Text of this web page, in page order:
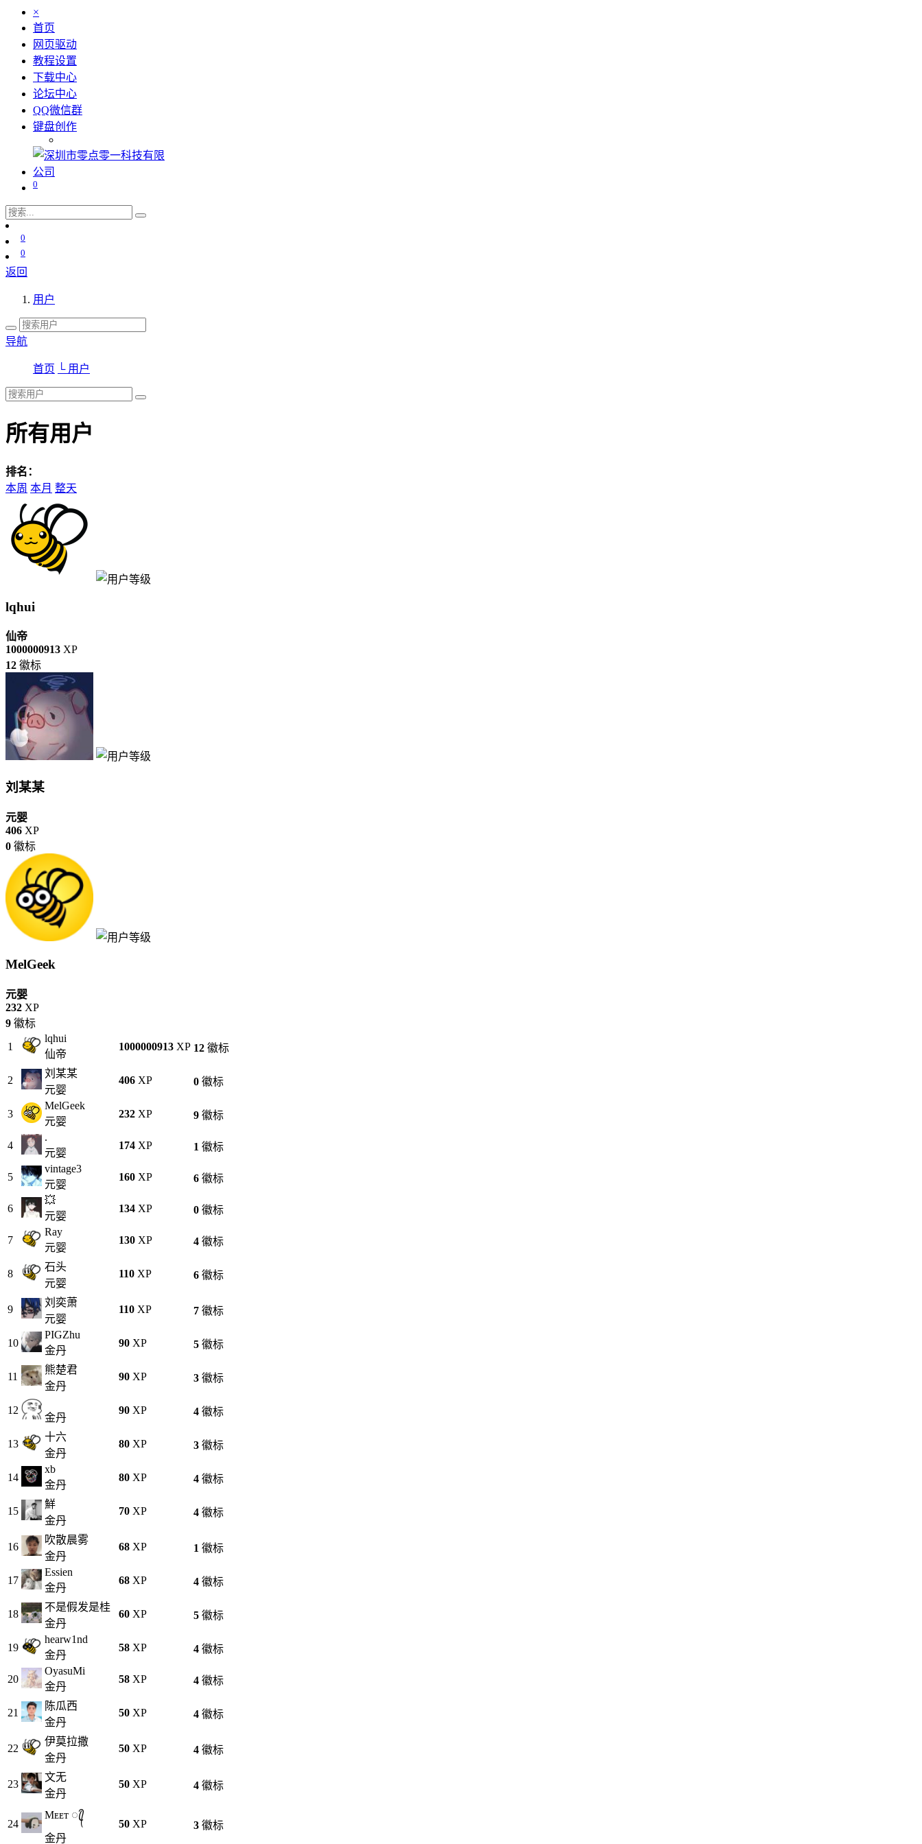
×
首页
网页驱动
教程设置
下载中心
论坛中心
QQ微信群
键盘创作
0
0
0
返回
用户
导航
首页 └ 用户
所有用户
排名：
本周 本月 整天
lqhui
仙帝
1000000913 XP
12 徽标
刘某某
元婴
406 XP
0 徽标
MelGeek
元婴
232 XP
9 徽标
1
lqhui
仙帝
1000000913 XP 12 徽标
2
刘某某
元婴
406 XP 0 徽标
3
MelGeek
元婴
232 XP 9 徽标
4
.
元婴
174 XP 1 徽标
5
vintage3
元婴
160 XP 6 徽标
6
💥
元婴
134 XP 0 徽标
7
Ray
元婴
130 XP 4 徽标
8
石头
元婴
110 XP 6 徽标
9
刘奕萧
元婴
110 XP 7 徽标
10
PIGZhu
金丹
90 XP 5 徽标
11
熊楚君
金丹
90 XP 3 徽标
12
金丹
90 XP 4 徽标
13
十六
金丹
80 XP 3 徽标
14
xb
金丹
80 XP 4 徽标
15
鮮
金丹
70 XP 4 徽标
16
吹散晨雾
金丹
68 XP 1 徽标
17
Essien
金丹
68 XP 4 徽标
18
不是假发是桂
金丹
60 XP 5 徽标
19
hearw1nd
金丹
58 XP 4 徽标
20
OyasuMi
金丹
58 XP 4 徽标
21
陈瓜西
金丹
50 XP 4 徽标
22
伊莫拉撒
金丹
50 XP 4 徽标
23
文无
金丹
50 XP 4 徽标
24
Mᴇᴇᴛ ꦿ᭄
金丹
50 XP 3 徽标